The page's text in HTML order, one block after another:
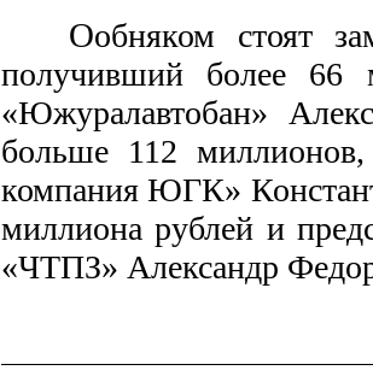
Ообняком стоят
получивший более 66
«Южуралавтобан»
больше 112
компания ЮГК»
миллиона рублей и
«ЧТПЗ» Александр